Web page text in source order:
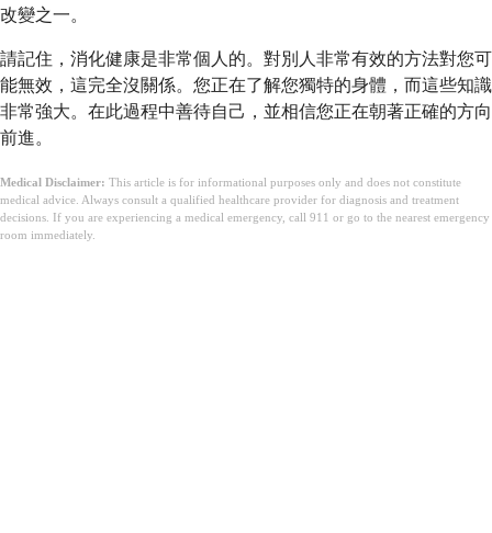
改變之一。
請記住，消化健康是非常個人的。對別人非常有效的方法對您可
能無效，這完全沒關係。您正在了解您獨特的身體，而這些知識
非常強大。在此過程中善待自己，並相信您正在朝著正確的方向
前進。
Medical Disclaimer: This article is for informational purposes only and does not constitute
medical advice. Always consult a qualified healthcare provider for diagnosis and treatment
decisions. If you are experiencing a medical emergency, call 911 or go to the nearest emergency
room immediately.